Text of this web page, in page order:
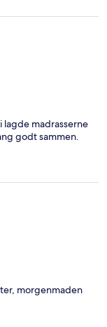
lagde madrasserne
godt sammen.
morgenmaden